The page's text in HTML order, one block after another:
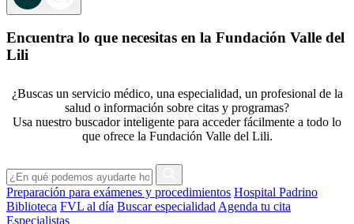
Encuentra lo que necesitas en la Fundación Valle del
Lili
¿Buscas un servicio médico, una especialidad, un profesional de la
salud o información sobre citas y programas?
Usa nuestro buscador inteligente para acceder fácilmente a todo lo
que ofrece la Fundación Valle del Lili.
Preparación para exámenes y procedimientos Hospital Padrino
Biblioteca FVL al día Buscar especialidad Agenda tu cita
Especialistas